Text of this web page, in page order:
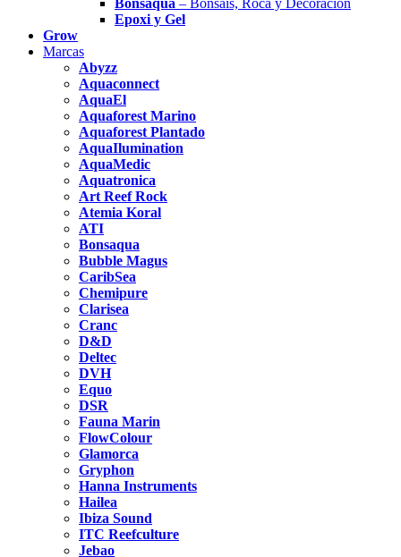
Bonsaqua – Bonsáis, Roca y Decoración
Epoxi y Gel
Grow
Marcas
Abyzz
Aquaconnect
AquaEl
Aquaforest Marino
Aquaforest Plantado
AquaIlumination
AquaMedic
Aquatronica
Art Reef Rock
Atemia Koral
ATI
Bonsaqua
Bubble Magus
CaribSea
Chemipure
Clarisea
Cranc
D&D
Deltec
DVH
Equo
DSR
Fauna Marin
FlowColour
Glamorca
Gryphon
Hanna Instruments
Hailea
Ibiza Sound
ITC Reefculture
Jebao